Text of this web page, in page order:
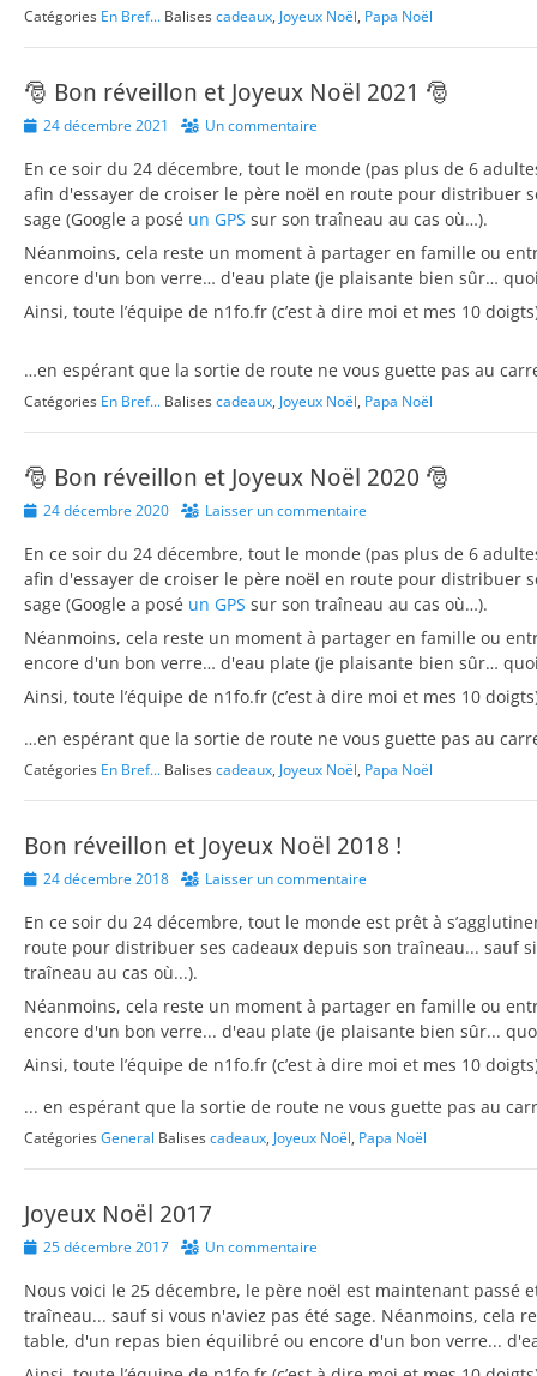
Catégories En Bref... Balisescadeaux, Joyeux Noël, Papa Noël
🎅 Bon réveillon et Joyeux Noël 2021 🎅
Posted
24 décembre 2021 Un commentaire
En ce soir du 24 décembre, tout le monde (pas plus de 6
afin d'essayer de croiser le père noël en route pour distribuer
sage (Google a posé un GPS sur son traîneau au cas où…).
Néanmoins, cela reste un moment à partager en famille ou
encore d'un bon verre… d'eau plate (je plaisante bien sûr…
Ainsi, toute l’équipe de n1fo.fr (c’est à dire moi et mes 10
…en espérant que la sortie de route ne vous guette pas au
Catégories En Bref... Balisescadeaux, Joyeux Noël, Papa Noël
🎅 Bon réveillon et Joyeux Noël 2020 🎅
Posted
24 décembre 2020 Laisser un commentaire
En ce soir du 24 décembre, tout le monde (pas plus de 6
afin d'essayer de croiser le père noël en route pour distribuer
sage (Google a posé un GPS sur son traîneau au cas où…).
Néanmoins, cela reste un moment à partager en famille ou
encore d'un bon verre… d'eau plate (je plaisante bien sûr…
Ainsi, toute l’équipe de n1fo.fr (c’est à dire moi et mes 10
…en espérant que la sortie de route ne vous guette pas au
Catégories En Bref... Balisescadeaux, Joyeux Noël, Papa Noël
Bon réveillon et Joyeux Noël 2018 !
Posted
24 décembre 2018 Laisser un commentaire
En ce soir du 24 décembre, tout le monde est prêt à
route pour distribuer ses cadeaux depuis son traîneau... sauf
traîneau au cas où...).
Néanmoins, cela reste un moment à partager en famille ou
encore d'un bon verre... d'eau plate (je plaisante bien sûr...
Ainsi, toute l’équipe de n1fo.fr (c’est à dire moi et mes 10
... en espérant que la sortie de route ne vous guette pas au
CatégoriesGeneral Balisescadeaux, Joyeux Noël, Papa Noël
Joyeux Noël 2017
Posted
25 décembre 2017 Un commentaire
Nous voici le 25 décembre, le père noël est maintenant passé
traîneau... sauf si vous n'aviez pas été sage. Néanmoins,
table, d'un repas bien équilibré ou encore d'un bon verre...